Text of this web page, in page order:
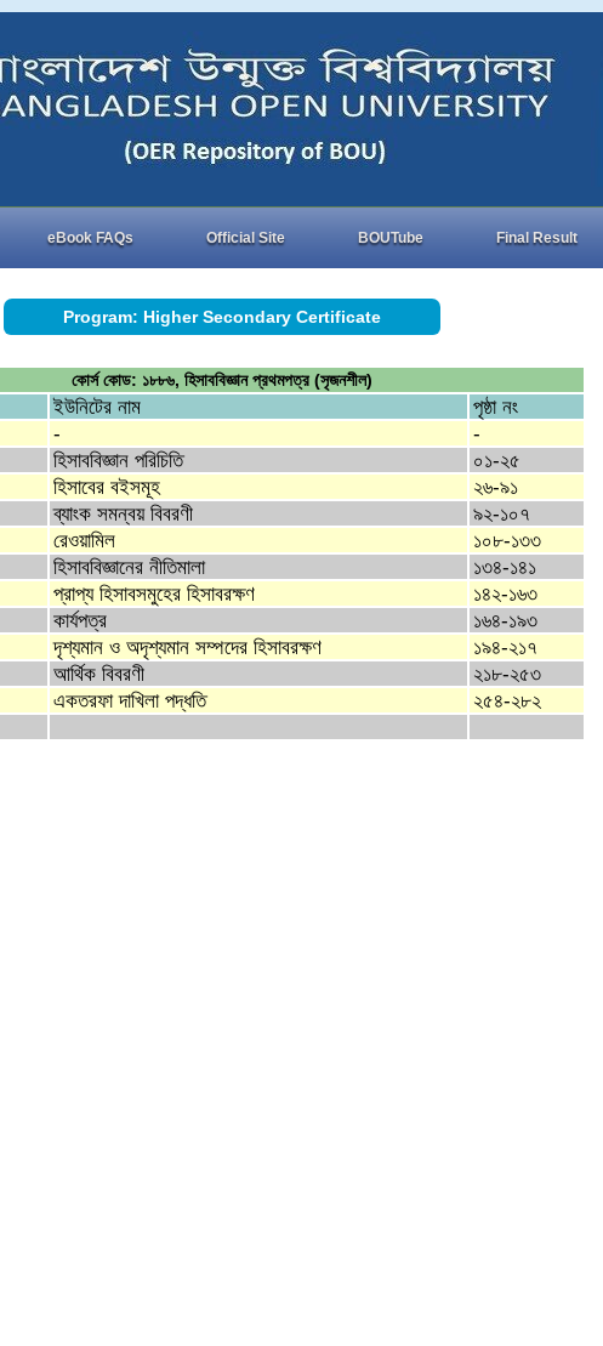
eBook FAQs Official Site BOUTube Final Result
Program: Higher Secondary Certificate
কোর্স কোড: ১৮৮৬, হিসাববিজ্ঞান প্রথমপত্র (সৃজনশীল)
ইউনিটের নাম
পৃষ্ঠা নং
-
-
হিসাববিজ্ঞান পরিচিতি
০১-২৫
হিসাবের বইসমূহ
২৬-৯১
ব্যাংক সমন্বয় বিবরণী
৯২-১০৭
রেওয়ামিল
১০৮-১৩৩
হিসাববিজ্ঞানের নীতিমালা
১৩৪-১৪১
প্রাপ্য হিসাবসমুহের হিসাবরক্ষণ
১৪২-১৬৩
কার্যপত্র
১৬৪-১৯৩
দৃশ্যমান ও অদৃশ্যমান সম্পদের হিসাবরক্ষণ
১৯৪-২১৭
আর্থিক বিবরণী
২১৮-২৫৩
একতরফা দাখিলা পদ্ধতি
২৫৪-২৮২